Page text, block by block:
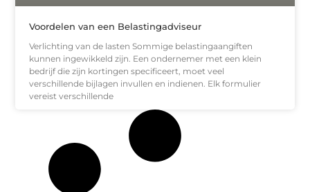
Voordelen van een Belastingadviseur
Verlichting van de lasten Sommige belastingaangiften
kunnen ingewikkeld zijn. Een ondernemer met een klein
bedrijf die zijn kortingen specificeert, moet veel
verschillende bijlagen invullen en indienen. Elk formulier
vereist verschillende